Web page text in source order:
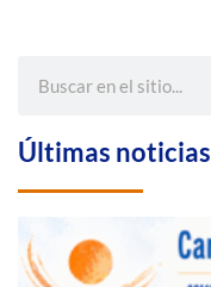
Últimas noticias